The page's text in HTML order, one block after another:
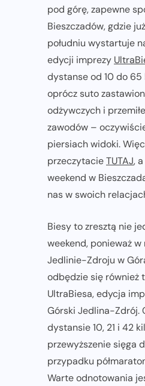
pod górę, zapewne
Bieszczadów, gdzie
południu wystartuje
edycji imprezy
dystanse od 10 do
oprócz suto
odżywczych i
zawodów –
piersiach widoki.
przeczytacieTUTAJ,
weekend w
nas w swoich
Biesy to zresztą nie
weekend, ponieważ w
Jedlinie-Zdroju w
odbędzie się również
UltraBiesa, edycja
Górski Jedlina-Zdrój.
dystansie 10, 21 i 42
przewyższenie sięga
przypadku
Warte odnotowania